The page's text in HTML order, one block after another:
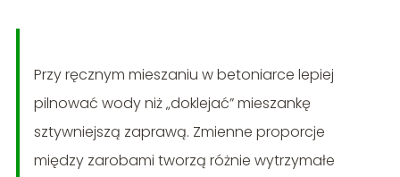
Przy ręcznym mieszaniu w betoniarce lepiej
pilnować wody niż „doklejać” mieszankę
sztywniejszą zaprawą. Zmienne proporcje
między zarobami tworzą różnie wytrzymałe